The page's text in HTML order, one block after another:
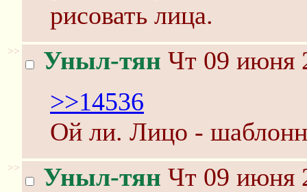
рисовать лица.
>> Уныл-тян Чт 09 июня
>>14536
Ой ли. Лицо -
>> Уныл-тян Чт 09 июня